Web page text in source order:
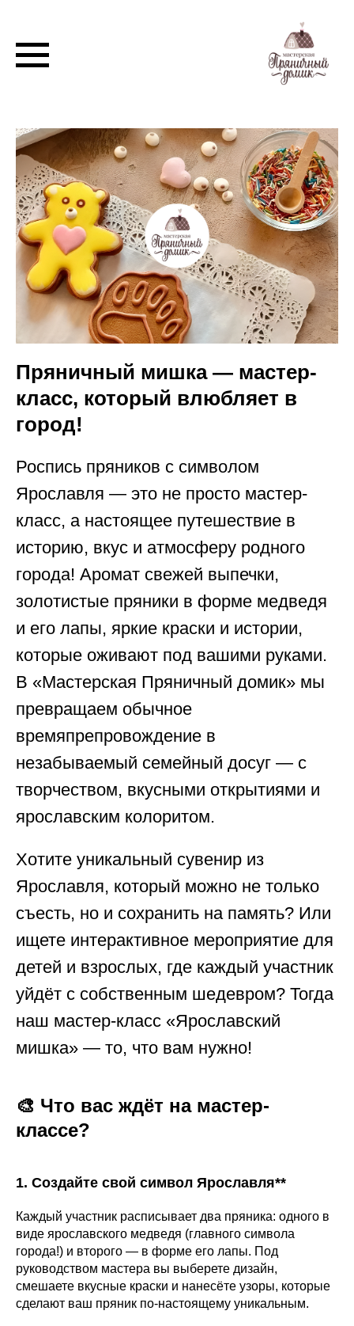
МК: Ярославский мишка
Пряничный мишка — мастер-
класс, который влюбляет в
город!
Роспись пряников с символом
Ярославля — это не просто мастер-
класс, а настоящее путешествие в
историю, вкус и атмосферу родного
города! Аромат свежей выпечки,
золотистые пряники в форме медведя
и его лапы, яркие краски и истории,
которые оживают под вашими руками.
В «Мастерская Пряничный домик» мы
превращаем обычное
времяпрепровождение в
незабываемый семейный досуг — с
творчеством, вкусными открытиями и
ярославским колоритом.
Хотите уникальный сувенир из
Ярославля, который можно не только
съесть, но и сохранить на память? Или
ищете интерактивное мероприятие для
детей и взрослых, где каждый участник
уйдёт с собственным шедевром? Тогда
наш мастер-класс «Ярославский
мишка» — то, что вам нужно!
🎨 Что вас ждёт на мастер-
классе?
1. Создайте свой символ Ярославля**
Каждый участник расписывает два пряника: одного в
виде ярославского медведя (главного символа
города!) и второго — в форме его лапы. Под
руководством мастера вы выберете дизайн,
смешаете вкусные краски и нанесёте узоры, которые
сделают ваш пряник по-настоящему уникальным.